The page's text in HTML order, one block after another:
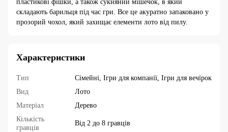
пластикові фішки, а також сукняний мішечок, в який
складають барильця під час гри. Все це акуратно запаковано у
прозорий чохол, який захищає елементи лото від пилу.
Характеристики
Тип
Сімейні, Ігри для компанії, Ігри для вечірок
Вид
Лото
Матеріал
Дерево
Кількість
гравців
Від 2 до 8 гравців